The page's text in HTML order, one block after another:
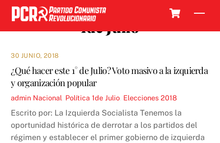
Skip
content
1de Julio
30 JUNIO, 2018
¿Qué hacer este 1° de Julio? Voto masivo a la izquierda
y organización popular
admin Nacional Política 1de Julio Elecciones 2018
Escrito por: La Izquierda Socialista Tenemos la
oportunidad histórica de derrotar a los partidos del
régimen y establecer el primer gobierno de izquierda